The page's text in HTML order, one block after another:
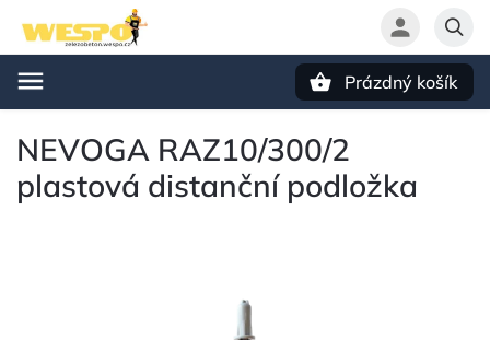
Prázdný košík
NEVOGA RAZ10/300/2
plastová distanční podložka